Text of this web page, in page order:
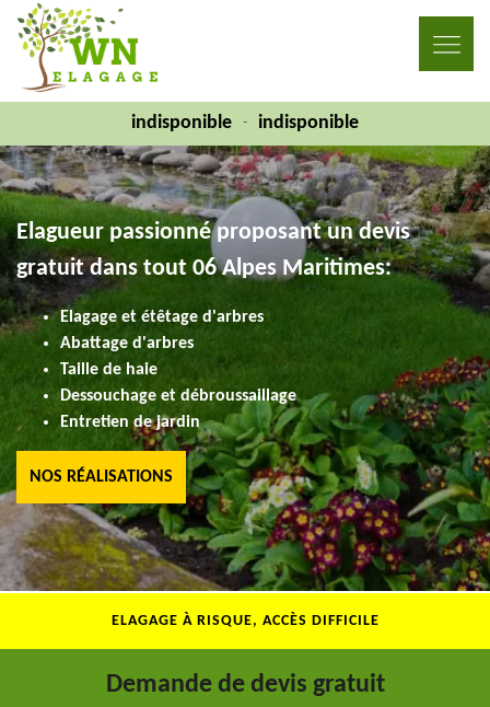
indisponible - indisponible
Elagueur passionné proposant un devis
gratuit dans tout 06 Alpes Maritimes:
Elagage et étêtage d'arbres
Abattage d'arbres
Taille de haie
Dessouchage et débroussaillage
Entretien de jardin
NOS RÉALISATIONS
ELAGAGE À RISQUE, ACCÈS DIFFICILE
Demande de devis gratuit